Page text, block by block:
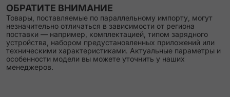
ОБРАТИТЕ ВНИМАНИЕ
Товары, поставляемые по параллельному импорту, могут
незначительно отличаться в зависимости от региона
поставки — например, комплектацией, типом зарядного
устройства, набором предустановленных приложений или
техническими характеристиками. Актуальные параметры и
особенности модели вы можете уточнить у наших
менеджеров.